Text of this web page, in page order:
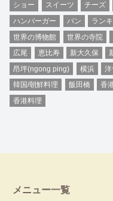
ショー
スイーツ チーズ
ハンバーガー
パン ラン
世界の博物館
世界の寺院
広尾
恵比寿 新大久保
昂坪(ngong ping)
横浜 洋
韓国/朝鮮料理
飯田橋 香
香港料理
メニュー一覧